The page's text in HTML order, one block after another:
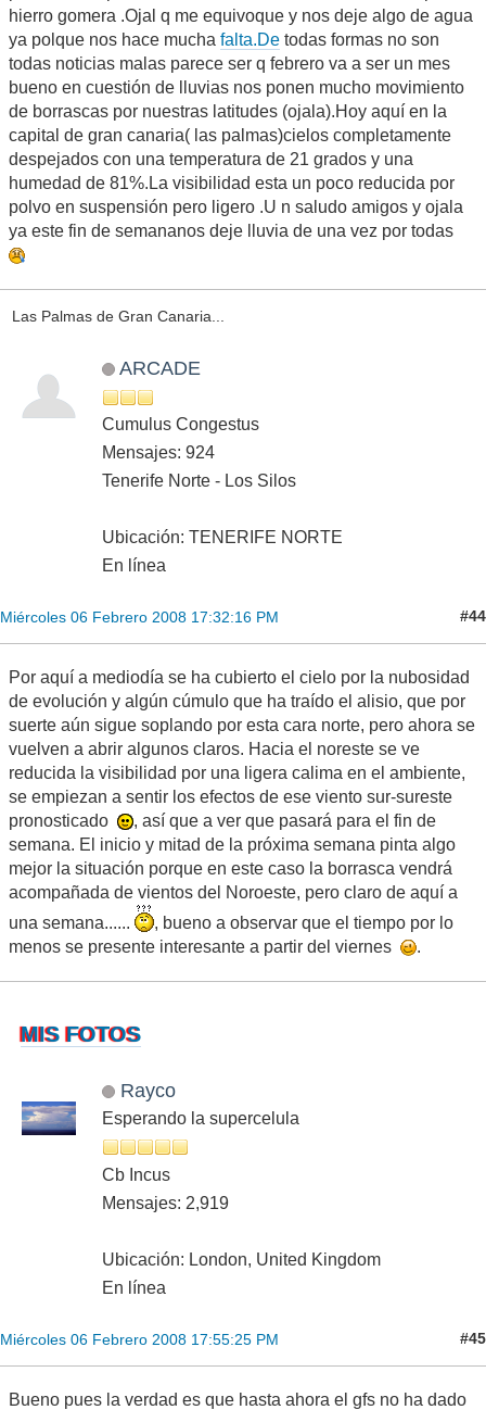
hierro gomera .Ojal q me equivoque y nos deje algo de agua
ya polque nos hace mucha falta.De todas formas no son
todas noticias malas parece ser q febrero va a ser un mes
bueno en cuestión de lluvias nos ponen mucho movimiento
de borrascas por nuestras latitudes (ojala).Hoy aquí en la
capital de gran canaria( las palmas)cielos completamente
despejados con una temperatura de 21 grados y una
humedad de 81%.La visibilidad esta un poco reducida por
polvo en suspensión pero ligero .U n saludo amigos y ojala
ya este fin de semananos deje lluvia de una vez por todas
Las Palmas de Gran Canaria...
ARCADE
Cumulus Congestus
Mensajes: 924
Tenerife Norte - Los Silos
Ubicación: TENERIFE NORTE
En línea
Miércoles 06 Febrero 2008 17:32:16 PM #44
Por aquí a mediodía se ha cubierto el cielo por la nubosidad
de evolución y algún cúmulo que ha traído el alisio, que por
suerte aún sigue soplando por esta cara norte, pero ahora se
vuelven a abrir algunos claros. Hacia el noreste se ve
reducida la visibilidad por una ligera calima en el ambiente,
se empiezan a sentir los efectos de ese viento sur-sureste
pronosticado
, así que a ver que pasará para el fin de
semana. El inicio y mitad de la próxima semana pinta algo
mejor la situación porque en este caso la borrasca vendrá
acompañada de vientos del Noroeste, pero claro de aquí a
una semana......
, bueno a observar que el tiempo por lo
menos se presente interesante a partir del viernes
.
MIS FOTOS
Rayco
Esperando la supercelula
Cb Incus
Mensajes: 2,919
Ubicación: London, United Kingdom
En línea
Miércoles 06 Febrero 2008 17:55:25 PM #45
Bueno pues la verdad es que hasta ahora el gfs no ha dado